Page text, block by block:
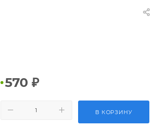
570 ₽
В КОРЗИНУ